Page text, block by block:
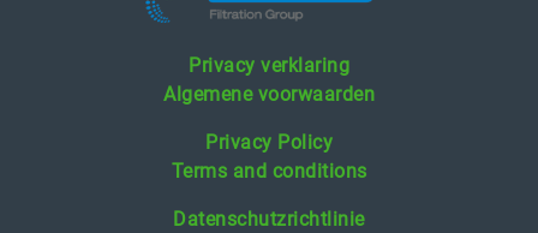
Privacy verklaring
Algemene voorwaarden
Privacy Policy
Terms and conditions
Datenschutzrichtlinie